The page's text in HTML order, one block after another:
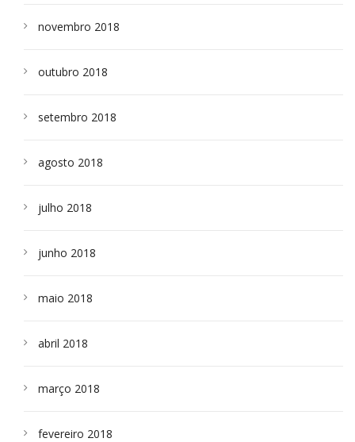
novembro 2018
outubro 2018
setembro 2018
agosto 2018
julho 2018
junho 2018
maio 2018
abril 2018
março 2018
fevereiro 2018